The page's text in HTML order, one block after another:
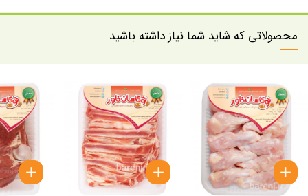
محصولاتی که شاید شما نیاز داشته باشید